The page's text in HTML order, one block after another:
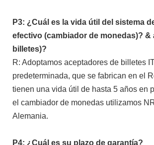
P3: ¿Cuál es la vida útil del sistema
efectivo (cambiador de monedas)? &
billetes)?
R: Adoptamos aceptadores de billetes
predeterminada, que se fabrican en el
tienen una vida útil de hasta 5 años en
el cambiador de monedas utilizamos
Alemania.
P4: ¿Cuál es su plazo de garantía?